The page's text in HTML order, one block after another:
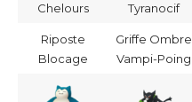
Chelours Tyranocif
Riposte
Blocage
Griffe Ombre
Vampi-Poing